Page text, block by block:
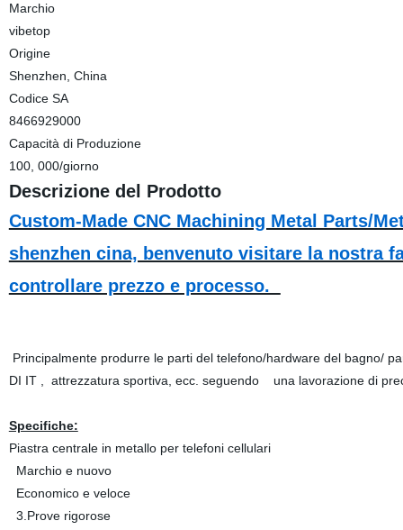
Marchio
vibetop
Origine
Shenzhen, China
Codice SA
8466929000
Capacità di Produzione
100, 000/giorno
Descrizione del Prodotto
Custom-Made CNC Machining Metal Parts/
shenzhen cina, benvenuto visitare la nostra
controllare prezzo e processo.
Principalmente produrre le parti del telefono/hardware del bagno/
DI IT , attrezzatura sportiva, ecc. seguendo una lavorazione di
Specifiche:
Piastra centrale in metallo per telefoni cellulari
Marchio e nuovo
Economico e veloce
3.Prove rigorose